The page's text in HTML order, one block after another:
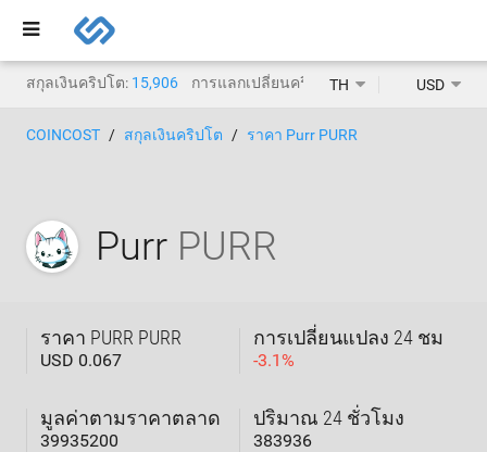
สกุลเงินคริปโต: 15,906 การแลกเปลี่ยนคริปโต:1,468
TH USD
COINCOST สกุลเงินคริปโต ราคา Purr PURR
Purr PURR
ราคา PURR PURR
USD 0.067
การเปลี่ยนแปลง 24 ชม
-3.1%
มูลค่าตามราคาตลาด
39935200
ปริมาณ 24 ชั่วโมง
383936